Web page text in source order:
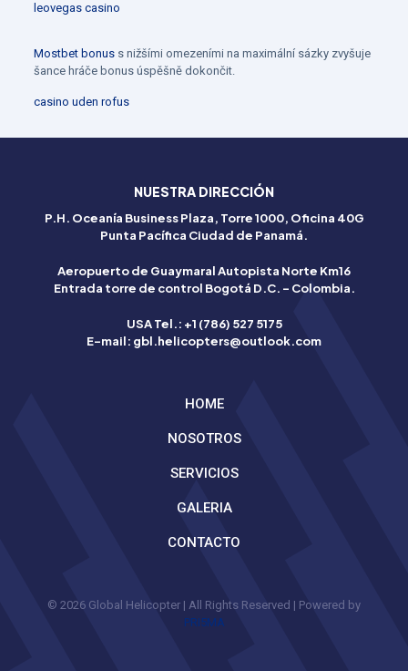
leovegas casino
Betflag
Italia
–
Esperienza
senza
compromessi
Betflag
disposizione
licenza
Mostbet bonuss nižšími omezeními na maximální sázky zvyšuje
šance hráče bonus úspěšně dokončit.
casino uden rofus
NUESTRA DIRECCIÓN
P.H. Oceanía Business Plaza, Torre 1000, Oficina 40G
Punta Pacífica Ciudad de Panamá.
Aeropuerto de Guaymaral Autopista Norte Km16
Entrada torre de control Bogotá D.C. – Colombia.
USA Tel.: +1 (786) 527 5175
E-mail: gbl.helicopters@outlook.com
HOME
NOSOTROS
SERVICIOS
GALERIA
CONTACTO
© 2026 Global Helicopter | All Rights Reserved | Powered by
PRI5MA